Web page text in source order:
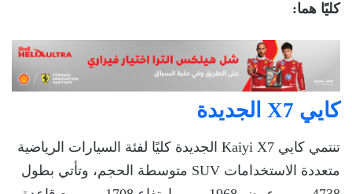
كليًا هما:
كايي X7 الجديدة
تنتمي كايي Kaiyi X7 الجديدة كليًا لفئة السيارات الرياضية
متعددة الاستخدامات SUV متوسطة الحجم، وتأتي بطول